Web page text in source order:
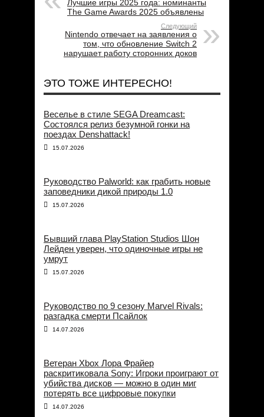
Лучшие игры 2025 года: номинанты
The Game Awards 2025 объявлены
Следующий
Nintendo отвечает на заявления о
том, что обновление Switch 2
нарушает работу сторонних доков
ЭТО ТОЖЕ ИНТЕРЕСНО!
Веселье в стиле SEGA Dreamcast:
Состоялся релиз безумной гонки на
поездах Denshattack!
15.07.2026
Руководство Palworld: как грабить новые
заповедники дикой природы 1.0
15.07.2026
Бывший глава PlayStation Studios Шон
Лейден уверен, что одиночные игры не
умрут
15.07.2026
Руководство по 9 сезону Marvel Rivals:
разгадка смерти Псайлок
14.07.2026
Ветеран Xbox Лора Фрайер
раскритиковала Sony: Игроки проиграют от
убийства дисков — можно в один миг
потерять все цифровые покупки
14.07.2026